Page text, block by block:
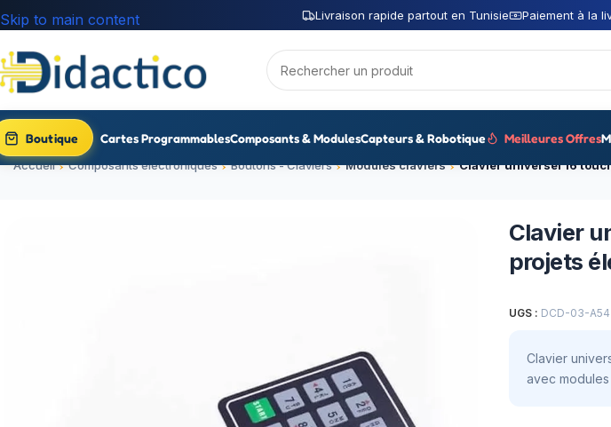
Livraison rapide partout en Tunisie Paiement à la
Skip to main content
Boutique Cartes ProgrammablesComposants & ModulesCapteurs & Robotique Meilleures Offres
Accueil Composants électroniques Boutons - Claviers Modules claviers
Clavier
projets
UGS : DCD-03-A54
Clavier
avec